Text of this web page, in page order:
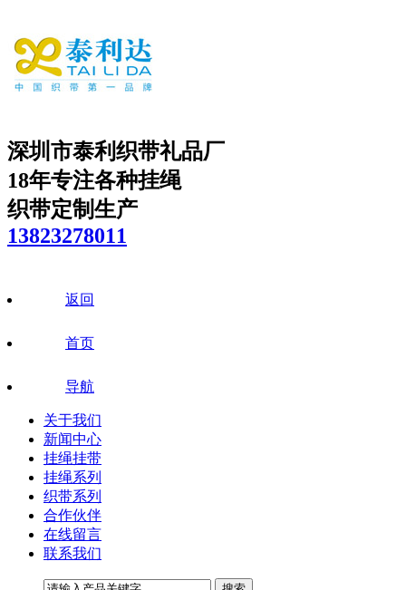
深圳市泰利织带礼品厂
18年专注各种挂绳
织带定制生产
13823278011
返回
首页
导航
关于我们
新闻中心
挂绳挂带
挂绳系列
织带系列
合作伙伴
在线留言
联系我们